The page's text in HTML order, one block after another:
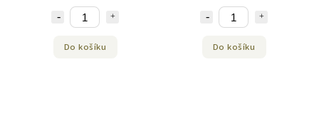
Do košíku Do košíku